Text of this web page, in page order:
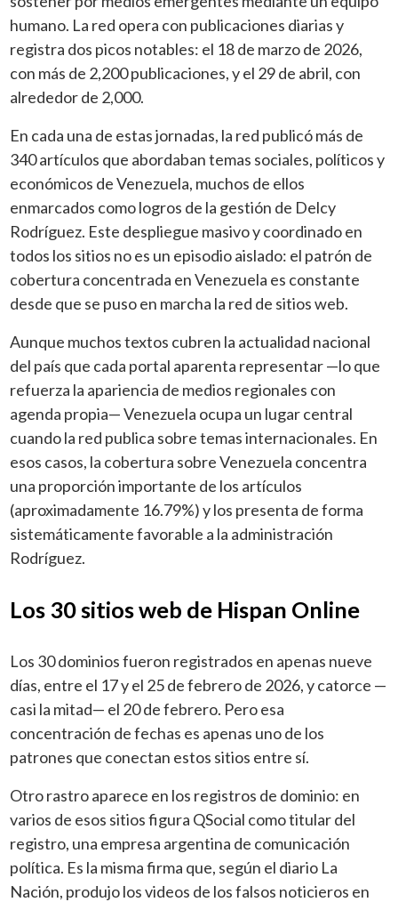
humano. La red opera con publicaciones diarias y
registra dos picos notables: el 18 de marzo de 2026,
con más de 2,200 publicaciones, y el 29 de abril, con
alrededor de 2,000.
En cada una de estas jornadas, la red publicó más de
340 artículos que abordaban temas sociales, políticos y
económicos de Venezuela, muchos de ellos
enmarcados como logros de la gestión de Delcy
Rodríguez. Este despliegue masivo y coordinado en
todos los sitios no es un episodio aislado: el patrón de
cobertura concentrada en Venezuela es constante
desde que se puso en marcha la red de sitios web.
Aunque muchos textos cubren la actualidad nacional
del país que cada portal aparenta representar —lo que
refuerza la apariencia de medios regionales con
agenda propia— Venezuela ocupa un lugar central
cuando la red publica sobre temas internacionales. En
esos casos, la cobertura sobre Venezuela concentra
una proporción importante de los artículos
(aproximadamente 16.79%) y los presenta de forma
sistemáticamente favorable a la administración
Rodríguez.
Los 30 sitios web de Hispan Online
Los 30 dominios fueron registrados en apenas nueve
días, entre el 17 y el 25 de febrero de 2026, y catorce —
casi la mitad— el 20 de febrero. Pero esa
concentración de fechas es apenas uno de los
patrones que conectan estos sitios entre sí.
Otro rastro aparece en los registros de dominio: en
varios de esos sitios figura QSocial como titular del
registro, una empresa argentina de comunicación
política. Es la misma firma que, según el diario La
Nación, produjo los videos de los falsos noticieros en